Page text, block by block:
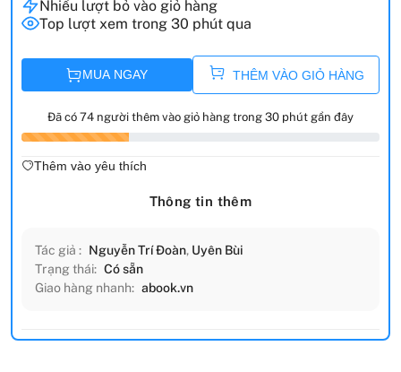
Nhiều lượt bỏ vào giỏ hàng
Top lượt xem trong 30 phút qua
MUA NGAY THÊM VÀO GIỎ HÀNG
Đã có 74 người thêm vào giỏ hàng trong 30 phút gần đây
Thêm vào yêu thích
Thông tin thêm
Tác giả : Nguyễn Trí Đoàn, Uyên Bùi
Trạng thái: Có sẵn
Giao hàng nhanh: abook.vn